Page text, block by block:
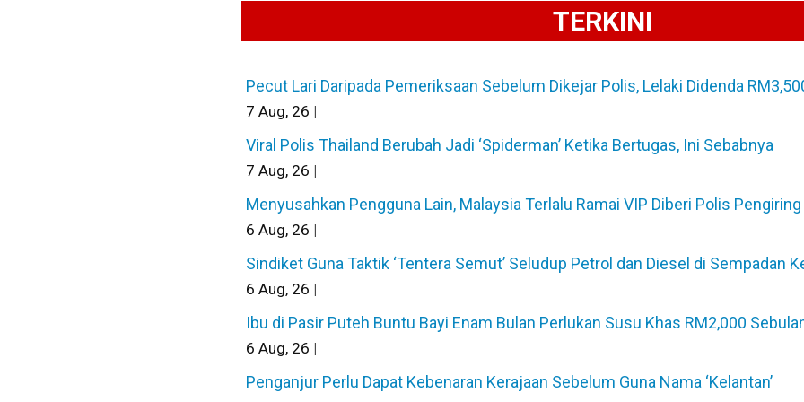
TERKINI
Pecut Lari Daripada Pemeriksaan Sebelum Dikejar Polis, Lelaki Didenda
7 Aug, 26 |
Viral Polis Thailand Berubah Jadi ‘Spiderman’ Ketika Bertugas, Ini Sebabnya
7 Aug, 26 |
Menyusahkan Pengguna Lain, Malaysia Terlalu Ramai VIP Diberi Polis Pengiring
6 Aug, 26 |
Sindiket Guna Taktik ‘Tentera Semut’ Seludup Petrol dan Diesel di Sempadan
6 Aug, 26 |
Ibu di Pasir Puteh Buntu Bayi Enam Bulan Perlukan Susu Khas RM2,000
6 Aug, 26 |
Penganjur Perlu Dapat Kebenaran Kerajaan Sebelum Guna Nama ‘Kelantan’